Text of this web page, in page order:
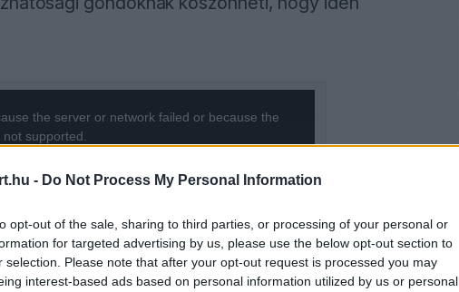
- Do Not Process My Personal Information
opt-out of the sale, sharing to third parties, or processing of your personal or
for targeted advertising by us, please use the below opt-out section to
selection. Please note that after your opt-out request is processed you may
interest-based ads based on personal information utilized by us or personal
the server or network failed or because the
supported.